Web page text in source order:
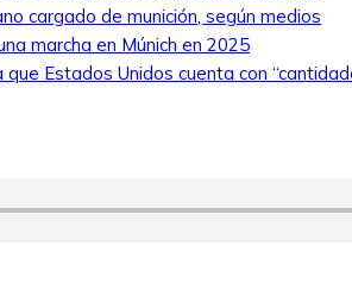
cargado de munición, según medios
marcha en Múnich en 2025
Estados Unidos cuenta con